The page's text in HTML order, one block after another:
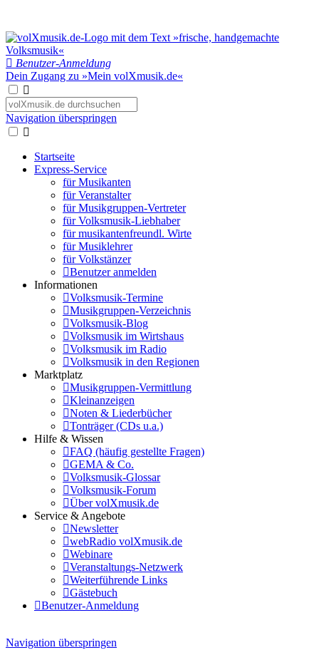
Benutzer-Anmeldung
Dein Zugang zu »Mein volXmusik.de«
Navigation überspringen
Startseite
Express-Service
für Musikanten
für Veranstalter
für Musikgruppen-Vertreter
für Volksmusik-Liebhaber
für musikantenfreundl. Wirte
für Musiklehrer
für Volkstänzer
Benutzer anmelden
Informationen
Volksmusik-Termine
Musikgruppen-Verzeichnis
Volksmusik-Blog
Volksmusik im Wirtshaus
Volksmusik im Radio
Volksmusik in den Regionen
Marktplatz
Musikgruppen-Vermittlung
Kleinanzeigen
Noten & Liederbücher
Tonträger (CDs u.a.)
Hilfe & Wissen
FAQ (häufig gestellte Fragen)
GEMA & Co.
Volksmusik-Glossar
Volksmusik-Forum
Über volXmusik.de
Service & Angebote
Newsletter
webRadio volXmusik.de
Webinare
Veranstaltungs-Netzwerk
Weiterführende Links
Gästebuch
Benutzer-Anmeldung
Navigation überspringen